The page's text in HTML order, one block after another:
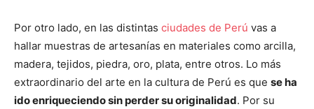
Por otro lado, en las distintas ciudades de Perú vas a
hallar muestras de artesanías en materiales como arcilla,
madera, tejidos, piedra, oro, plata, entre otros. Lo más
extraordinario del arte en la cultura de Perú es que se ha
ido enriqueciendo sin perder su originalidad. Por su